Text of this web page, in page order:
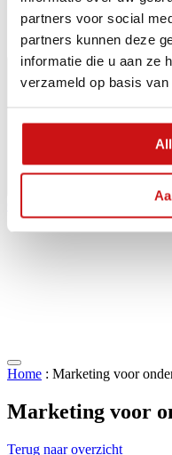
partners voor social
partners kunnen deze
informatie die u aan ze
verzameld op basis
Home : Marketing voor
Marketing voor
Terug naar overzicht